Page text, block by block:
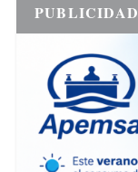
PUBLICIDAD